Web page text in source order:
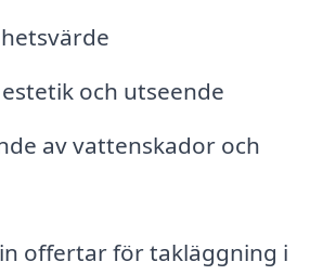
och utseende
av vattenskador och
offertar för takläggning i